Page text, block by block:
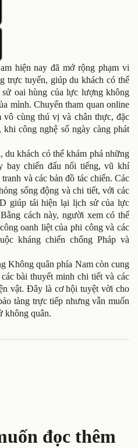
hiện nay đã mở rộng phạm vi
trực tuyến, giúp du khách có thể
oai hùng của lực lượng không
mình. Chuyến tham quan online
vô cùng thú vị và chân thực, đặc
công nghệ số ngày càng phát
du khách có thể khám phá những
bay chiến đấu nổi tiếng, vũ khí
và các bản đồ tác chiến. Các
sống động và chi tiết, với các
giúp tái hiện lại lịch sử của lực
cách này, người xem có thể
oanh liệt của phi công và các
kháng chiến chống Pháp và
Không quân phía Nam còn cung
bài thuyết minh chi tiết và các
vật. Đây là cơ hội tuyệt vời cho
tàng trực tiếp nhưng vẫn muốn
không quân.
đọc thêm